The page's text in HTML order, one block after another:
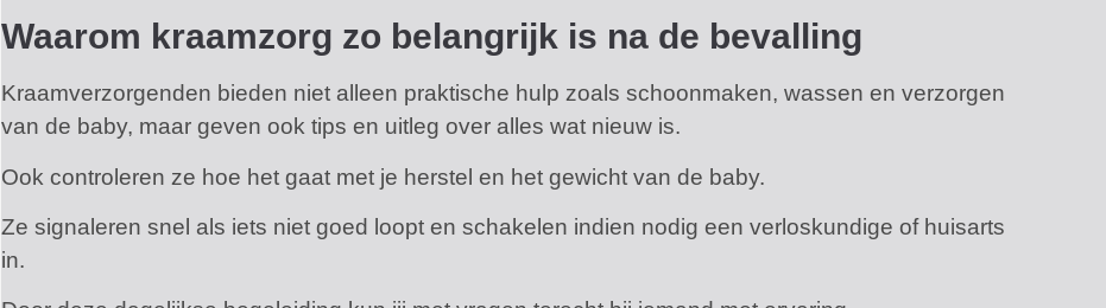
Waarom kraamzorg zo belangrijk is na de bevalling
Kraamverzorgenden bieden niet alleen praktische hulp zoals schoonmaken, wassen en verzorgen
van de baby, maar geven ook tips en uitleg over alles wat nieuw is.
Ook controleren ze hoe het gaat met je herstel en het gewicht van de baby.
Ze signaleren snel als iets niet goed loopt en schakelen indien nodig een verloskundige of huisarts
in.